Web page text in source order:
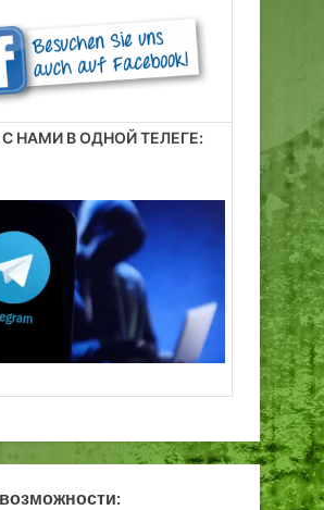
С НАМИ В ОДНОЙ ТЕЛЕГЕ: